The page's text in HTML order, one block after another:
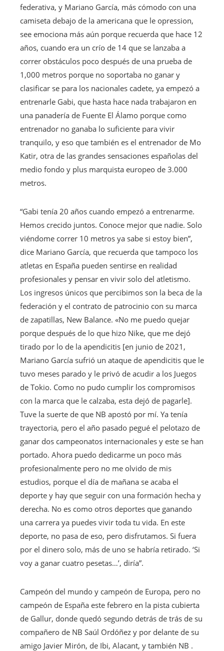
federativa, y Mariano García, más cómodo con una
camiseta debajo de la americana que le opression,
see emociona más aún porque recuerda que hace 12
años, cuando era un crío de 14 que se lanzaba a
correr obstáculos poco después de una prueba de
1,000 metros porque no soportaba no ganar y
clasificar se para los nacionales cadete, ya empezó a
entrenarle Gabi, que hasta hace nada trabajaron en
una panadería de Fuente El Álamo porque como
entrenador no ganaba lo suficiente para vivir
tranquilo, y eso que también es el entrenador de Mo
Katir, otra de las grandes sensaciones españolas del
medio fondo y plus marquista europeo de 3.000
metros.
“Gabi tenía 20 años cuando empezó a entrenarme.
Hemos crecido juntos. Conoce mejor que nadie. Solo
viéndome correr 10 metros ya sabe si estoy bien”,
dice Mariano García, que recuerda que tampoco los
atletas en España pueden sentirse en realidad
profesionales y pensar en vivir solo del atletismo.
Los ingresos únicos que percibimos son la beca de la
federación y el contrato de patrocinio con su marca
de zapatillas, New Balance. «No me puedo quejar
porque después de lo que hizo Nike, que me dejó
tirado por lo de la apendicitis [en junio de 2021,
Mariano García sufrió un ataque de apendicitis que le
tuvo meses parado y le privó de acudir a los Juegos
de Tokio. Como no pudo cumplir los compromisos
con la marca que le calzaba, esta dejó de pagarle].
Tuve la suerte de que NB apostó por mí. Ya tenía
trayectoria, pero el año pasado pegué el pelotazo de
ganar dos campeonatos internacionales y este se han
portado. Ahora puedo dedicarme un poco más
profesionalmente pero no me olvido de mis
estudios, porque el día de mañana se acaba el
deporte y hay que seguir con una formación hecha y
derecha. No es como otros deportes que ganando
una carrera ya puedes vivir toda tu vida. En este
deporte, no pasa de eso, pero disfrutamos. Si fuera
por el dinero solo, más de uno se habría retirado. ‘Si
voy a ganar cuatro pesetas…’, diría”.
Campeón del mundo y campeón de Europa, pero no
campeón de España este febrero en la pista cubierta
de Gallur, donde quedó segundo detrás de trás de su
compañero de NB Saúl Ordóñez y por delante de su
amigo Javier Mirón, de Ibi, Alacant, y también NB .